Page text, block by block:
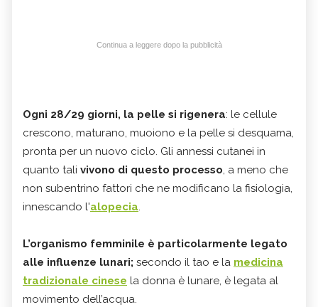
Continua a leggere dopo la pubblicità
Ogni 28/29 giorni, la pelle si rigenera: le cellule
crescono, maturano, muoiono e la pelle si desquama,
pronta per un nuovo ciclo. Gli annessi cutanei in
quanto tali vivono di questo processo, a meno che
non subentrino fattori che ne modificano la fisiologia,
innescando l'alopecia.
L’organismo femminile è particolarmente legato
alle influenze lunari; secondo il tao e la medicina
tradizionale cinese la donna è lunare, è legata al
movimento dell’acqua.